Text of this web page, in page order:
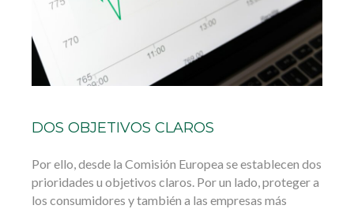
DOS OBJETIVOS CLAROS
Por ello, desde la Comisión Europea se establecen dos
prioridades u objetivos claros. Por un lado, proteger a
los consumidores y también a las empresas más